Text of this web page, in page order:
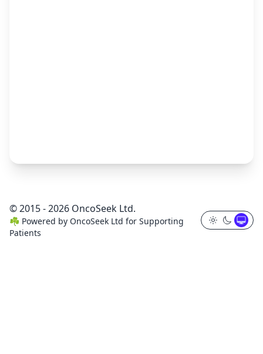
© 2015 - 2026 OncoSeek Ltd.
☘️ Powered by OncoSeek Ltd for Supporting
Patients